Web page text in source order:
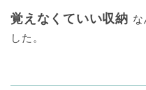
覚えなくていい収納
した。